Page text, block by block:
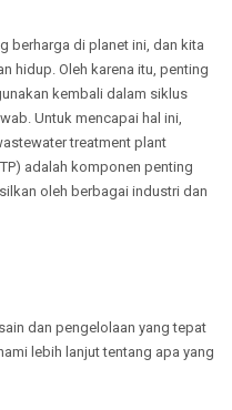
berharga di planet ini, dan kita
hidup. Oleh karena itu, penting
kembali dalam siklus
Untuk mencapai hal ini,
treatment plant
adalah komponen penting
oleh berbagai industri dan
dan pengelolaan yang tepat
lebih lanjut tentang apa yang